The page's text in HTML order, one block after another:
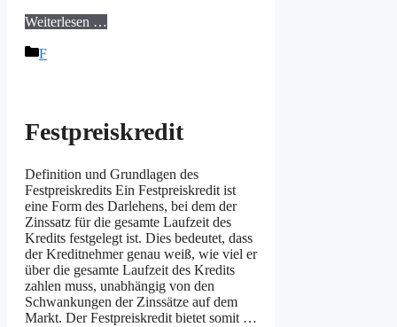
Weiterlesen …
Kategorien
F
Festpreiskredit
Definition und Grundlagen des
Festpreiskredits Ein Festpreiskredit ist
eine Form des Darlehens, bei dem der
Zinssatz für die gesamte Laufzeit des
Kredits festgelegt ist. Dies bedeutet, dass
der Kreditnehmer genau weiß, wie viel er
über die gesamte Laufzeit des Kredits
zahlen muss, unabhängig von den
Schwankungen der Zinssätze auf dem
Markt. Der Festpreiskredit bietet somit …